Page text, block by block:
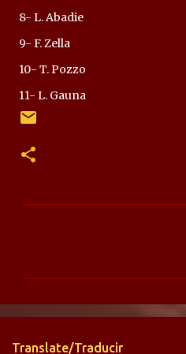
8- L. Abadie
9- F. Zella
10- T. Pozzo
11- L. Gauna
n
Translate/Traducir